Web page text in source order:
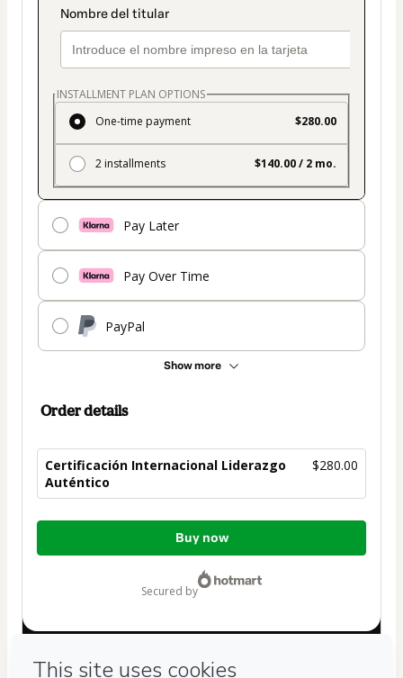
INSTALLMENT PLAN OPTIONS
One-time payment
$280.00
2 installments $140.00 / 2 mo.
Pay Later
Pay Over Time
PayPal
Show more
Order details
Certificación Internacional Liderazgo
Auténtico
$280.00
Total
Buy now
secured by